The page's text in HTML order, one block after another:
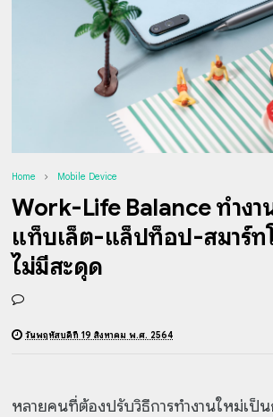
Home Mobile Device
Work-Life Balance ทำงา
แท็บเล็ต-แล็ปท็อป-สมาร์ท
ไม่มีสะดุด
วันพฤหัสบดีที่ 19 สิงหาคม พ.ศ. 2564
หลายคนที่ต้องปรับวิธีการทำงานใหม่เป็